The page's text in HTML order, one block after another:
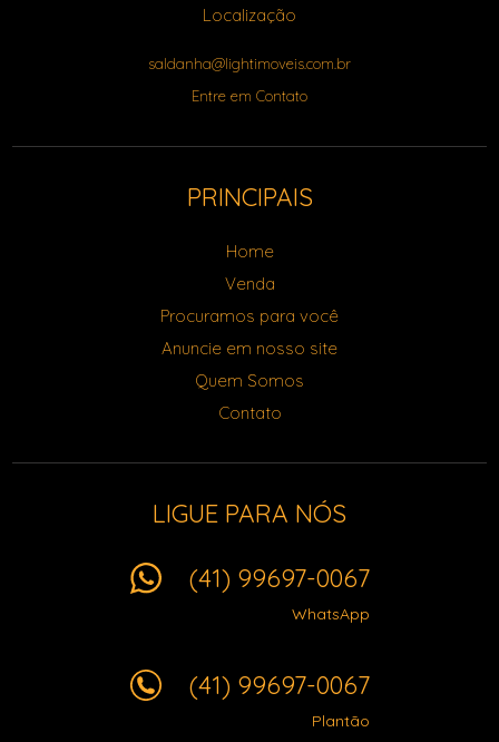
Localização
saldanha@lightimoveis.com.br
Entre em Contato
PRINCIPAIS
Home
Venda
Procuramos para você
Anuncie em nosso site
Quem Somos
Contato
LIGUE PARA NÓS
(41) 99697-0067
WhatsApp
(41) 99697-0067
Plantão